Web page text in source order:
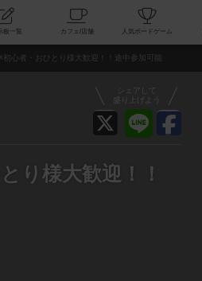
ィ 掲示板一覧 カフェ/店舗
心者・おひとり様大歓迎！！途中参加可能
シェアして
盛り上げよう
り様大歓迎！！